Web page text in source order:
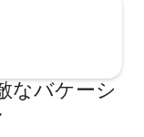
なバケーシ